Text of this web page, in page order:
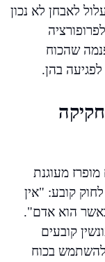
לאבחן לא נכון
שהכוח
בהן.
מעוגנת
בחוק יסוד: כבוד האדם וחירותו. סעיף 2 לחוק קובע: "אין
באשר הוא אדם".
קובעים
להשתמש בכוח